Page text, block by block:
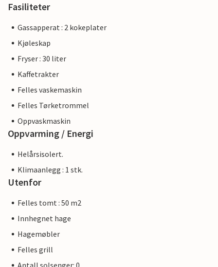
Fasiliteter
Gassapperat : 2 kokeplater
Kjøleskap
Fryser : 30 liter
Kaffetrakter
Felles vaskemaskin
Felles Tørketrommel
Oppvaskmaskin
Oppvarming / Energi
Helårsisolert.
Klimaanlegg : 1 stk.
Utenfor
Felles tomt : 50 m2
Innhegnet hage
Hagemøbler
Felles grill